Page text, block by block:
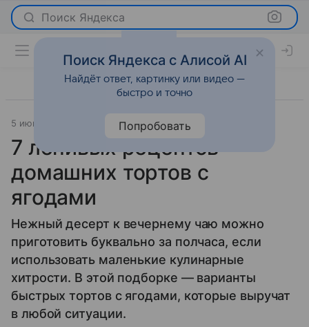
Поиск Яндекса
5 июня 2026 Рецепты
7 ленивых рецептов
домашних тортов с
ягодами
Нежный десерт к вечернему чаю можно
приготовить буквально за полчаса, если
использовать маленькие кулинарные
хитрости. В этой подборке — варианты
быстрых тортов с ягодами, которые выручат
в любой ситуации.
Поиск Яндекса с Алисой AI
Найдёт ответ, картинку или видео —
быстро и точно
Попробовать